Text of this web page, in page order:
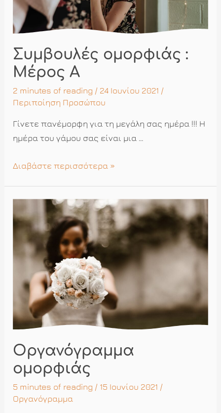
Συμβουλές ομορφιάς :
Μέρος Α
2 minutes of reading / 24 Ιουνίου 2021 /
Περιποίηση Προσώπου
Γίνετε πανέμορφη για τη μεγάλη σας ημέρα !!! Η
ημέρα του γάμου σας είναι μια …
Συμβουλές
Α
Διαβάστε περισσότερα »
Οργανόγραμμα
ομορφιάς
5 minutes of reading / 15 Ιουνίου 2021 /
Οργανόγραμμα